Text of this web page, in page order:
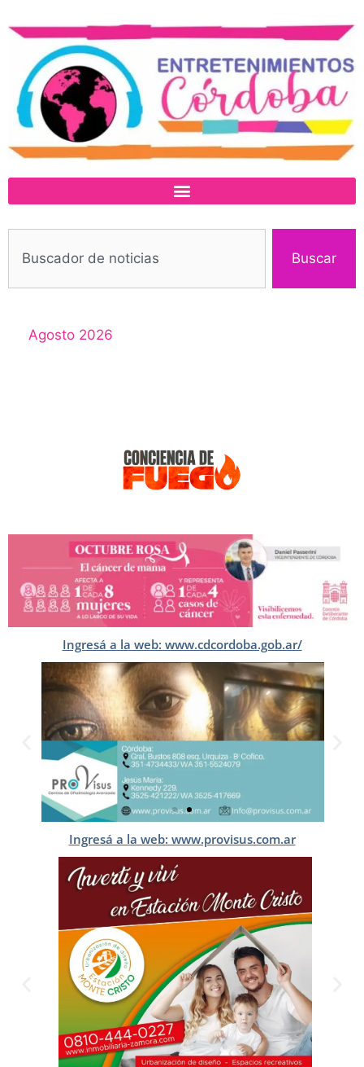
Buscar
Agosto 2026
Ingresá a la web: www.cdcordoba.gob.ar/
Ingresá a la web: www.provisus.com.ar